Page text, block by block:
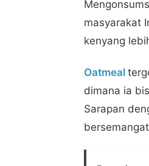
masyarakat
kenyang
Oatmeal
dimana ia
Sarapan